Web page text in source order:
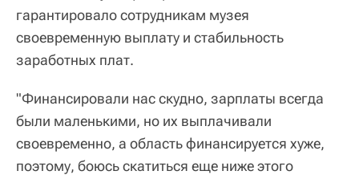
гарантировало сотрудникам музея
своевременную выплату и стабильность
заработных плат.
"Финансировали нас скудно, зарплаты всегда
были маленькими, но их выплачивали
своевременно, а область финансируется хуже,
поэтому, боюсь скатиться еще ниже этого